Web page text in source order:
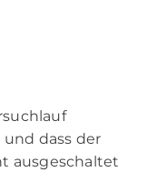
dass der
ausgeschaltet